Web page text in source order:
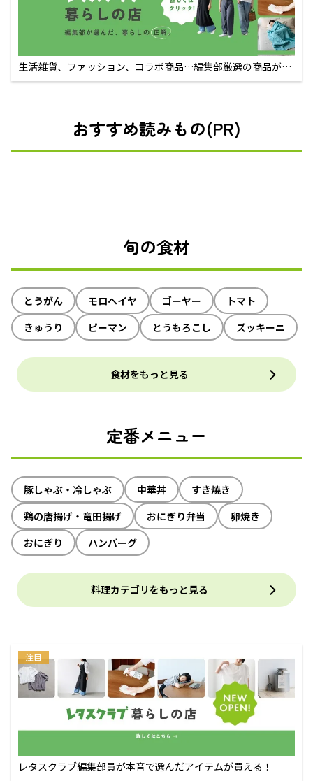
生活雑貨、ファッション、コラボ商品…編集部厳選の商品が買
えるECサイト
おすすめ読みもの(PR)
旬の食材
とうがん モロヘイヤ ゴーヤー
トマト
きゅうり
ピーマン とうもろこし ズッキーニ
食材をもっと見る
定番メニュー
豚しゃぶ・冷しゃぶ 中華丼
すき焼き
鶏の唐揚げ・竜田揚げ
おにぎり弁当
卵焼き
おにぎり
ハンバーグ
料理カテゴリをもっと見る
注目
レタスクラブ編集部員が本音で選んだアイテムが買える！